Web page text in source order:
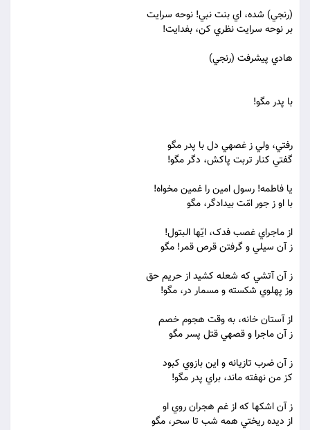
(رنجي) شده، اي بنت نبي! نوحه سرايت
بر نوحه سرايت نظري کن، بفدايت!
هادي پيشرفت (رنجي)
با پدر مگو!
رفتي، ولي ز غصه‏ي دل با پدر مگو
گفتي کنار تربت پاکش، دگر مگو!
يا فاطمه! رسول امين را غمين مخواه!
با او ز جور امّت بيدادگر، مگو
از ماجراي غصب فدک، ايّها البتول!
ز آن سيلي و گرفتن قرص قمر! مگو
ز آن آتشي که شعله کشيد از حريم حق
وز پهلوي شکسته و مسمار در، مگو!
از آستان خانه، به وقت هجوم خصم
ز آن ماجرا و قصه‏ي قتل پسر مگو
ز آن ضرب تازيانه و اين بازوي کبود
کز من نهفته ماند، براي پدر مگو!
ز آن اشکها که از غم هجران روي او
از ديده ريختي همه شب تا سحر، مگو